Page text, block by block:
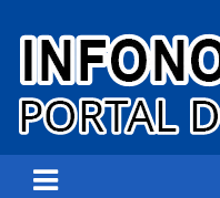
Infonoa Salta